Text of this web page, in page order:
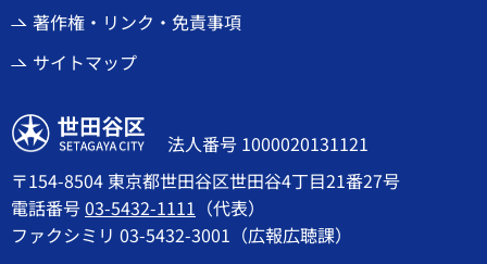
著作権・リンク・免責事項
サイトマップ
世田谷区
法人番号 1000020131121
〒154-8504 東京都世田谷区世田谷4丁目21番27号
電話番号03-5432-1111 （代表）
ファクシミリ 03-5432-3001（広報広聴課）